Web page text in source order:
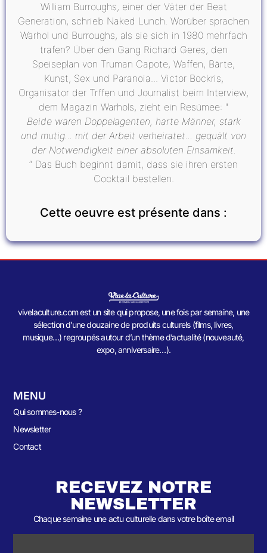
William Burroughs, einer der Väter der Beat
Generation, schrieb Naked Lunch. Worüber sprachen
Warhol und Burroughs, als sie sich in 1980 mehrfach
trafen? Über den Gang Richard Geres, den
Speiseplan von Truman Capote, Waffen, Bärte,
Kunst, Sex und Paranoia... Victor Bockris,
Organisator der Trffen und Journalist beim Interview,
dem Magazin Warhols, zieht ein Resümee: "
Beide waren Doppelagenten, harte Männer, stark
und mutig... mit der Arbeit verheiratet... gequält von
der Notwendigkeit einer absoluten Einsamkeit.
“ Das Buch beginnt damit, dass sie ihren ersten
Cocktail bestellen.
Cette oeuvre est présente dans :
vivelaculture.com est un site qui propose, une fois par semaine, une
sélection d’une douzaine de produits culturels (films, livres,
musique…) regroupés autour d’un thème d’actualité (nouveauté,
expo, anniversaire…).
MENU
Qui sommes-nous ?
Newsletter
Contact
RECEVEZ NOTRE
NEWSLETTER
Chaque semaine une actu culturelle dans votre boîte email